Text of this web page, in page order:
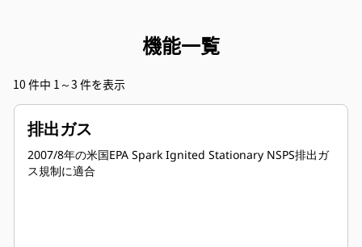
機能一覧
10 件中 1～3 件を表示
排出ガス
2007/8年の米国EPA Spark Ignited Stationary NSPS排出ガ
ス規制に適合